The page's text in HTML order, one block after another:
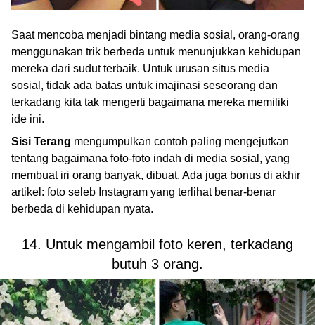
Saat mencoba menjadi bintang media sosial, orang-orang
menggunakan trik berbeda untuk menunjukkan kehidupan
mereka dari sudut terbaik. Untuk urusan situs media
sosial, tidak ada batas untuk imajinasi seseorang dan
terkadang kita tak mengerti bagaimana mereka memiliki
ide ini.
Sisi Terang mengumpulkan contoh paling mengejutkan
tentang bagaimana foto-foto indah di media sosial, yang
membuat iri orang banyak, dibuat. Ada juga bonus di akhir
artikel: foto seleb Instagram yang terlihat benar-benar
berbeda di kehidupan nyata.
14. Untuk mengambil foto keren, terkadang
butuh 3 orang.